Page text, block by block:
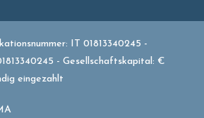
IT 01813340245 -
- Gesellschaftskapital: €
eingezahlt